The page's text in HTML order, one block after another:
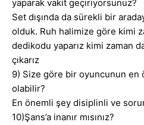
yaparak vakit geçiriyorsunuz?
Set dışında da sürekli bir
olduk. Ruh halimize göre kimi
dedikodu yaparız kimi zaman
çıkarız
9) Size göre bir oyuncunun
olabilir?
En önemli şey disiplinli ve
10)Şans’a inanır mısınız?